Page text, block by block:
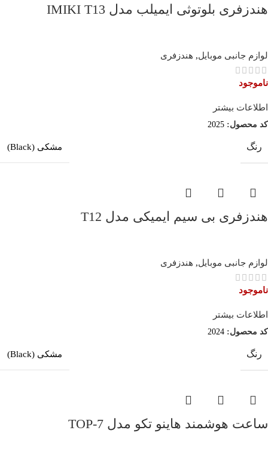
هندزفری بلوتوثی ایمیلب مدل IMIKI T13
لوازم جانبی موبایل, هندزفری
ناموجود
اطلاعات بیشتر
کد محصول: 2025
رنگ مشکی (Black)
هندزفری بی سیم ایمیکی مدل T12
لوازم جانبی موبایل, هندزفری
ناموجود
اطلاعات بیشتر
کد محصول: 2024
رنگ مشکی (Black)
ساعت هوشمند هاینو تکو مدل TOP-7